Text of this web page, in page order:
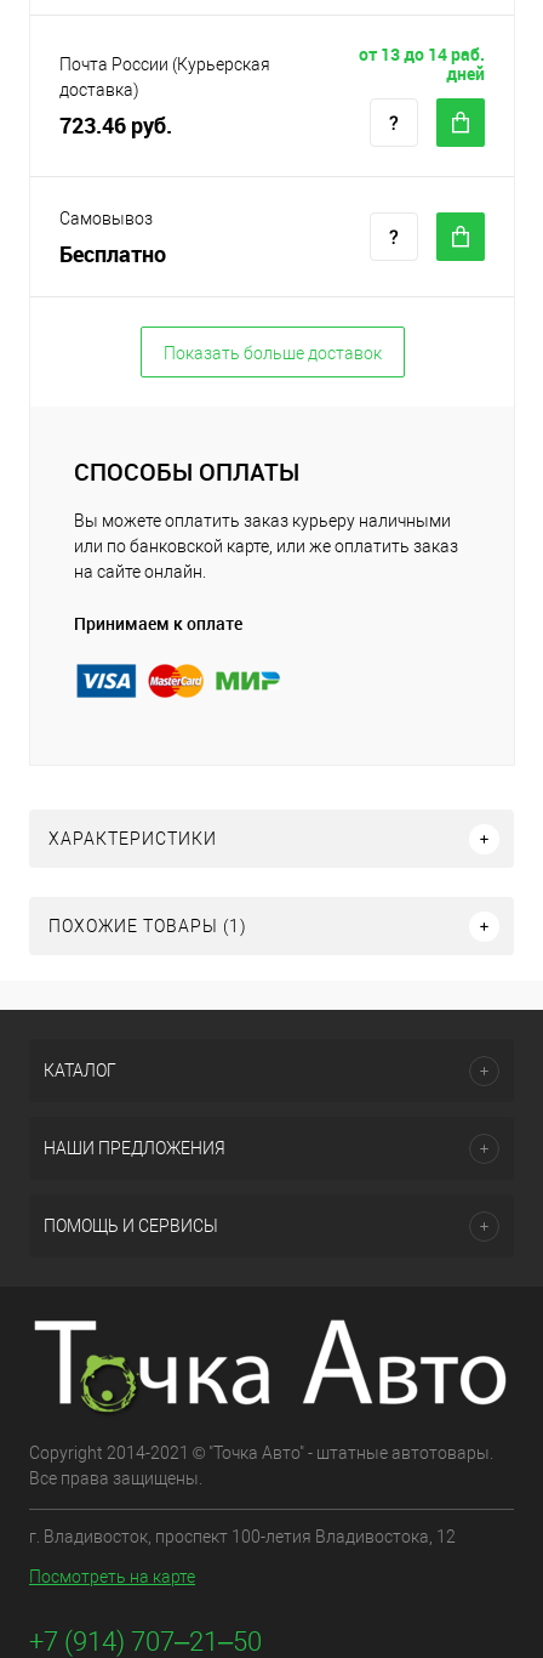
Почта России (Курьерская
доставка)
723.46 руб.
от 13 до 14 раб.
дней
Самовывоз
Бесплатно
Показать больше доставок
СПОСОБЫ ОПЛАТЫ
Вы можете оплатить заказ курьеру наличными
или по банковской карте, или же оплатить заказ
на сайте онлайн.
Принимаем к оплате
ХАРАКТЕРИСТИКИ
ПОХОЖИЕ ТОВАРЫ (1)
КАТАЛОГ
НАШИ ПРЕДЛОЖЕНИЯ
ПОМОЩЬ И СЕРВИСЫ
Copyright 2014-2021 © "Точка Авто" - штатные автотовары.
Все права защищены.
г. Владивосток, проспект 100-летия Владивостока, 12
Посмотреть на карте
+7 (914) 707‒21‒50